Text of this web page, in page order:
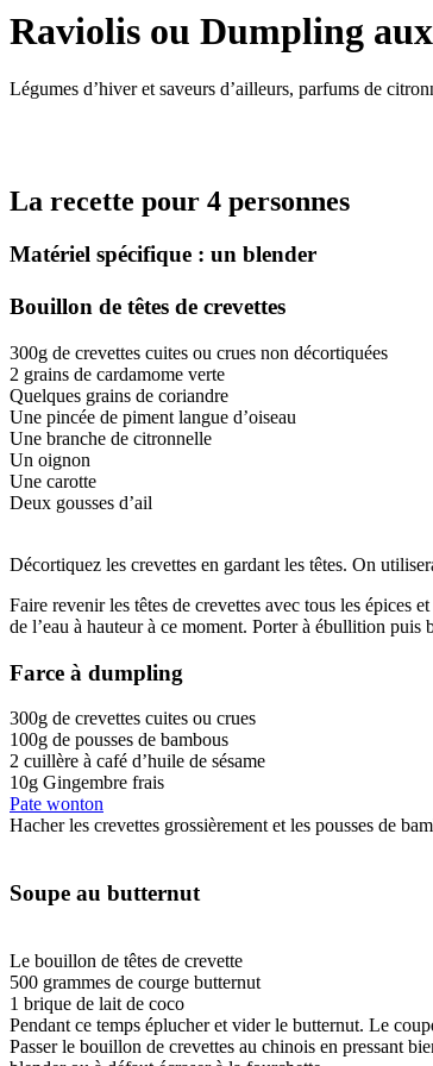
Raviolis ou Dumpling
Légumes d’hiver et saveurs d’ailleurs, parfums de
La recette pour 4 personnes
Matériel spécifique : un blender
Bouillon de têtes de crevettes
300g de crevettes cuites ou crues non décortiquées
2 grains de cardamome verte
Quelques grains de coriandre
Une pincée de piment langue d’oiseau
Une branche de citronnelle
Un oignon
Une carotte
Deux gousses d’ail
Décortiquez les crevettes en gardant les têtes. On
Faire revenir les têtes de crevettes avec tous les épices
de l’eau à hauteur à ce moment. Porter à ébullition
Farce à dumpling
300g de crevettes cuites ou crues
100g de pousses de bambous
2 cuillère à café d’huile de sésame
10g Gingembre frais
Pate wonton
Hacher les crevettes grossièrement et les pousses de
Soupe au butternut
Le bouillon de têtes de crevette
500 grammes de courge butternut
1 brique de lait de coco
Pendant ce temps éplucher et vider le butternut. Le
Passer le bouillon de crevettes au chinois en pressant